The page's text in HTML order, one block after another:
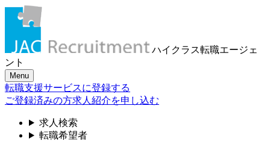
ハイクラス転職エージェ
ント
Menu
転職支援サービスに登録する
ご登録済みの方求人紹介を申し込む
求人検索
転職希望者